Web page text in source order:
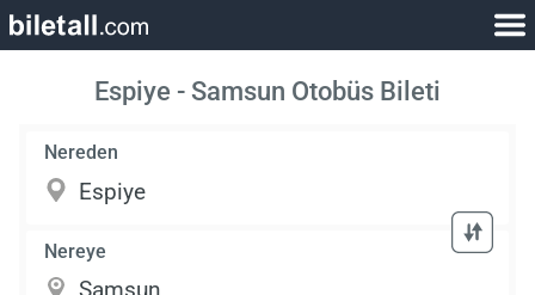
Espiye - Samsun Otobüs Bileti
Nereden
Nereye